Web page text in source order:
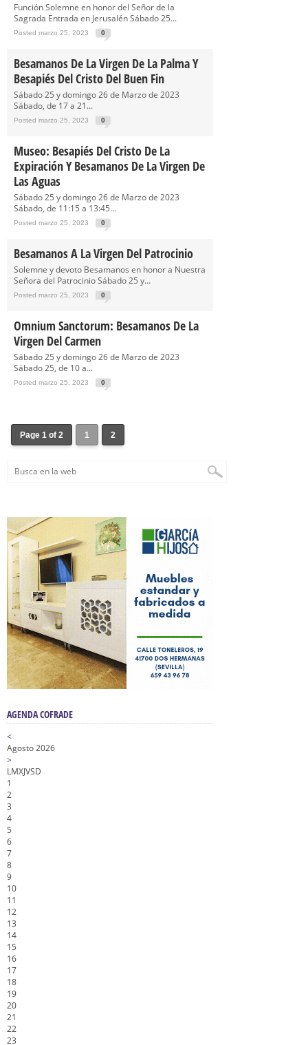
Función Solemne en honor del Señor de la
Sagrada Entrada en Jerusalén Sábado 25...
Posted marzo 25, 2023 0
Besamanos De La Virgen De La Palma Y
Besapiés Del Cristo Del Buen Fin
Sábado 25 y domingo 26 de Marzo de 2023
Sábado, de 17 a 21...
Posted marzo 25, 2023 0
Museo: Besapiés Del Cristo De La
Expiración Y Besamanos De La Virgen De
Las Aguas
Sábado 25 y domingo 26 de Marzo de 2023
Sábado, de 11:15 a 13:45...
Posted marzo 25, 2023 0
Besamanos A La Virgen Del Patrocinio
Solemne y devoto Besamanos en honor a Nuestra
Señora del Patrocinio Sábado 25 y...
Posted marzo 25, 2023 0
Omnium Sanctorum: Besamanos De La
Virgen Del Carmen
Sábado 25 y domingo 26 de Marzo de 2023
Sábado 25, de 10 a...
Posted marzo 25, 2023 0
Page 1 of 2 1 2
AGENDA COFRADE
<
Agosto 2026
>
LMXJVSD
1
2
3
4
5
6
7
8
9
10
11
12
13
14
15
16
17
18
19
20
21
22
23